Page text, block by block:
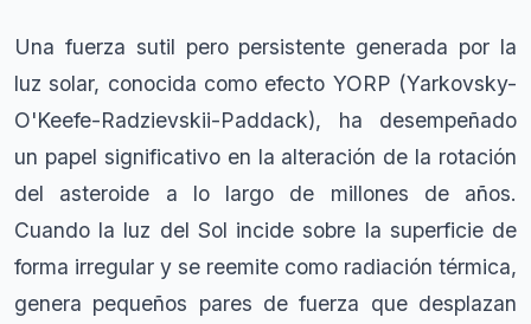
Una fuerza sutil pero persistente generada por la
luz solar, conocida como efecto YORP (Yarkovsky-
O'Keefe-Radzievskii-Paddack), ha desempeñado
un papel significativo en la alteración de la rotación
del asteroide a lo largo de millones de años.
Cuando la luz del Sol incide sobre la superficie de
forma irregular y se reemite como radiación térmica,
genera pequeños pares de fuerza que desplazan